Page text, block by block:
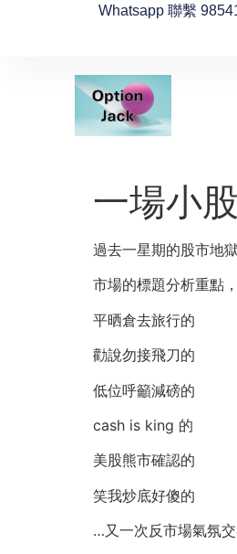
Whatsapp 聯繫
一場小
過去一星期的股市地
市場的標題分析重點，
平晒倉去旅行的
勸說勿接飛刀的
低位呼籲減磅的
cash is king 的
美股熊市確認的
笑我炒底好傻的
…又一次反市場氣氛交